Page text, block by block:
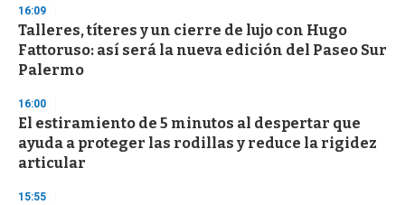
16:09
Talleres, títeres y un cierre de lujo con Hugo
Fattoruso: así será la nueva edición del Paseo Sur
Palermo
16:00
El estiramiento de 5 minutos al despertar que
ayuda a proteger las rodillas y reduce la rigidez
articular
15:55